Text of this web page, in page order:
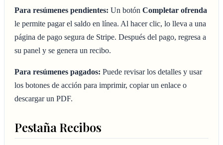
Para resúmenes pendientes: Un botón Completar ofrenda
le permite pagar el saldo en línea. Al hacer clic, lo lleva a una
página de pago segura de Stripe. Después del pago, regresa a
su panel y se genera un recibo.
Para resúmenes pagados: Puede revisar los detalles y usar
los botones de acción para imprimir, copiar un enlace o
descargar un PDF.
Pestaña Recibos